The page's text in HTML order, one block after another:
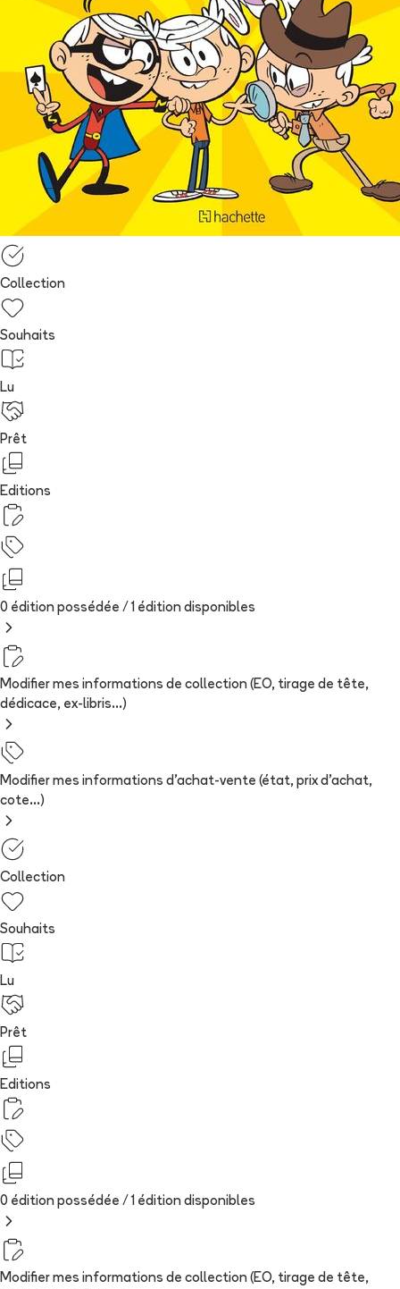
Collection
Souhaits
Lu
Prêt
Editions
0 édition possédée / 1 édition disponibles
Modifier mes informations de collection (EO, tirage de tête,
dédicace, ex-libris...)
Modifier mes informations d'achat-vente (état, prix d'achat,
cote...)
Collection
Souhaits
Lu
Prêt
Editions
0 édition possédée / 1 édition disponibles
Modifier mes informations de collection (EO, tirage de tête,